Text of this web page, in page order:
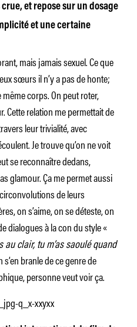
et repose sur un dosage
et une certaine
mais jamais sexuel. Ce que
sœurs il n’y a pas de honte;
corps. On peut roter,
Cette relation me permettait de
leur trivialité, avec
Je trouve qu’on ne voit
se reconnaître dedans,
glamour. Ça me permet aussi
de leurs
on s’aime, on se déteste, on
dialogues à la con du style «
au clair, tu m’as saoulé quand
s’en branle de ce genre de
personne veut voir ça.